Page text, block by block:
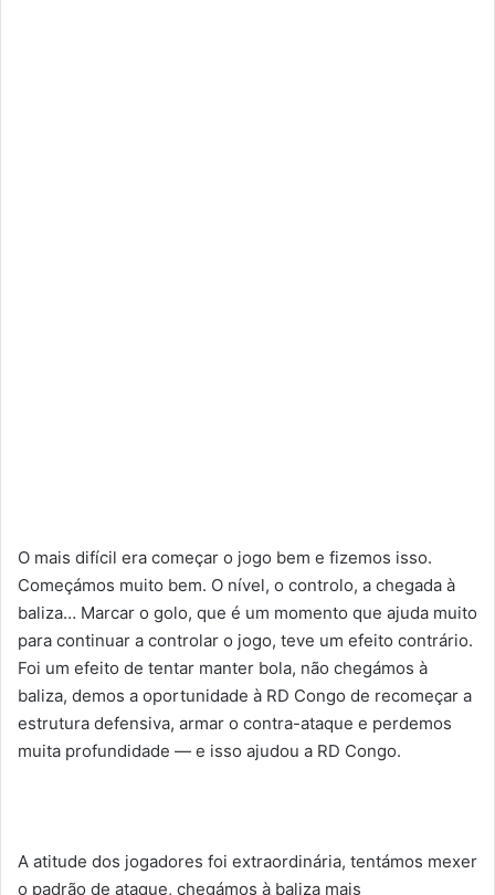
O mais difícil era começar o jogo bem e fizemos isso.
Começámos muito bem. O nível, o controlo, a chegada à
baliza… Marcar o golo, que é um momento que ajuda muito
para continuar a controlar o jogo, teve um efeito contrário.
Foi um efeito de tentar manter bola, não chegámos à
baliza, demos a oportunidade à RD Congo de recomeçar a
estrutura defensiva, armar o contra-ataque e perdemos
muita profundidade — e isso ajudou a RD Congo.
A atitude dos jogadores foi extraordinária, tentámos mexer
o padrão de ataque, chegámos à baliza mais